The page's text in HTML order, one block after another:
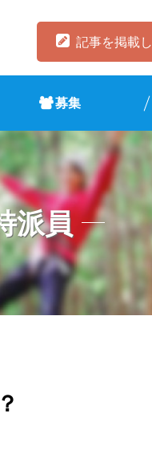
記事を掲載
募集
派員